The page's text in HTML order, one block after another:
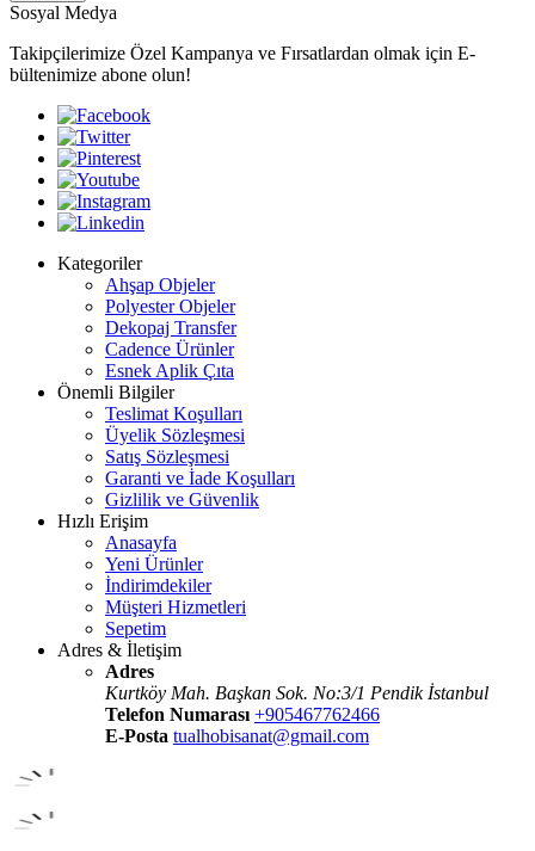
Sosyal Medya
Takipçilerimize Özel Kampanya ve Fırsatlardan olmak için E-
bültenimize abone olun!
Kategoriler
Ahşap Objeler
Polyester Objeler
Dekopaj Transfer
Cadence Ürünler
Esnek Aplik Çıta
Önemli Bilgiler
Teslimat Koşulları
Üyelik Sözleşmesi
Satış Sözleşmesi
Garanti ve İade Koşulları
Gizlilik ve Güvenlik
Hızlı Erişim
Anasayfa
Yeni Ürünler
İndirimdekiler
Müşteri Hizmetleri
Sepetim
Adres & İletişim
Adres
Kurtköy Mah. Başkan Sok. No:3/1 Pendik İstanbul
Telefon Numarası +905467762466
E-Posta tualhobisanat@gmail.com